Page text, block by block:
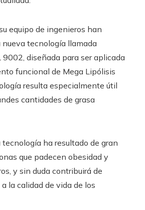
equipo de ingenieros han
nueva tecnología llamada
9002, diseñada para ser aplicada
funcional de Mega Lipólisis
resulta especialmente útil
cantidades de grasa
ha resultado de gran
que padecen obesidad y
y sin duda contribuirá de
la calidad de vida de los